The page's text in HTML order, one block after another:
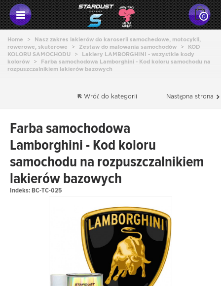
0
Home >
Nasz zakres lakierów do karoserii samochedowe, motocykli,
rowerowe, skuterowe
> Zestaw do malowania samochodów >
KOD
KOLORU SAMOCHODU
>
Lakiery LAMBORGHINI - wszystkie kody
kolorów
>
Farba samochodowa Lamborghini - Kod koloru samochodu na
rozpuszczalnikiem lakierów bazowych
Następna strona
Wróć do kategorii
Farba samochodowa
Lamborghini - Kod koloru
samochodu na rozpuszczalnikiem
lakierów bazowych
Indeks:BC-TC-025